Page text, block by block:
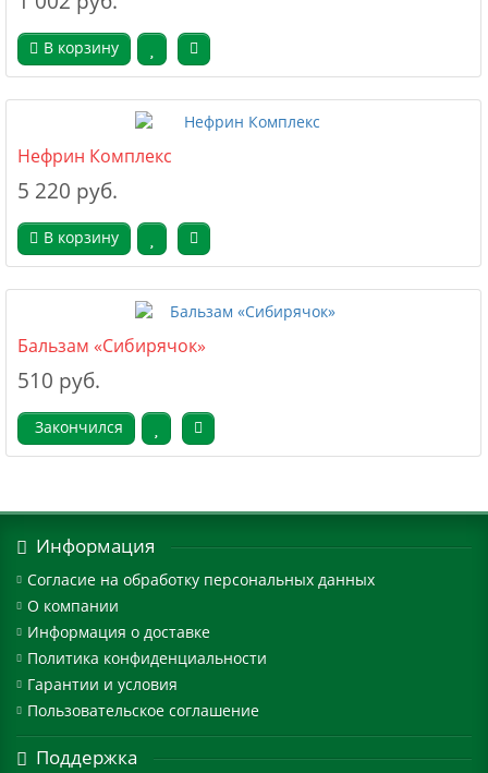
В корзину
Нефрин Комплекс
5 220 руб.
В корзину
Бальзам «Сибирячок»
510 руб.
Закончился
Информация
Согласие на обработку персональных данных
О компании
Информация о доставке
Политика конфиденциальности
Гарантии и условия
Пользовательское соглашение
Поддержка